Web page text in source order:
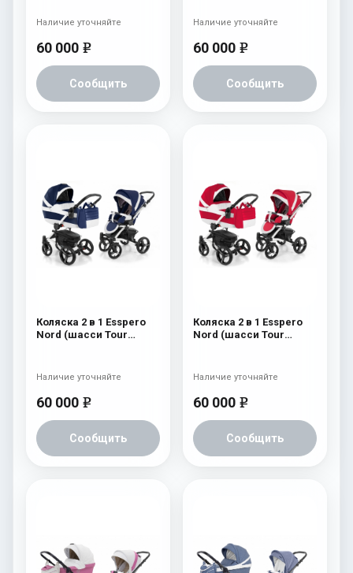
60 000 e
Сообщить
Наличие уточняйте
60 000 e
Сообщить
Наличие уточняйте
Коляска 2 в 1 Esspero
Nord (шасси Tour
60 000 e
Сообщить
Наличие уточняйте
Коляска 2 в 1 Esspero
Nord (шасси Tour
60 000 e
Сообщить
Наличие уточняйте